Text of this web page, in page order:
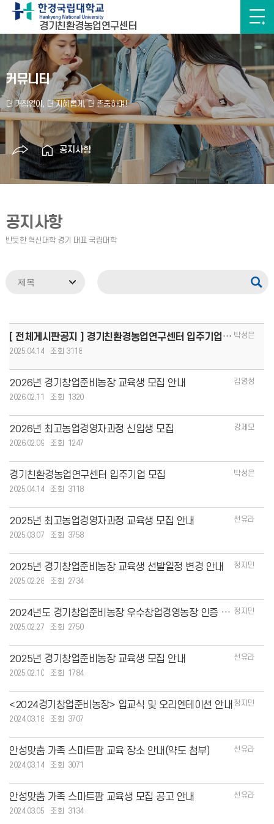
경기친환경농업연구센터
커뮤니티
공지사항
공지사항
[ 전체게시판공지 ] 경기친환경농업연구센터 입주기업 모집 박성은
2025.04.14
3118
2026년 경기창업준비농장 교육생 모집 안내
김영성
2026.02.11
1320
2026년 최고농업경영자과정 신입생 모집
강제모
2026.02.09
1247
경기친환경농업연구센터 입주기업 모집
박성은
2025.04.14
3118
2025년 최고농업경영자과정 교육생 모집 안내
선유라
2025.03.07
3758
2025년 경기창업준비농장 교육생 선발일정 변경 안내
정지민
2025.02.28
2734
2024년도 경기창업준비농장 우수창업경영농장 인증 계획 정지민
2025.02.27
2750
2025년 경기창업준비농장 교육생 모집 안내
선유라
2025.02.10
1784
<2024경기창업준비농장> 입교식 및 오리엔테이션 안내 정지민
2024.03.18
3707
안성맞춤 가족 스마트팜 교육 장소 안내(약도 첨부)
선유라
2024.03.14
3071
안성맞춤 가족 스마트팜 교육생 모집 공고 안내
선유라
2024.03.05
3134